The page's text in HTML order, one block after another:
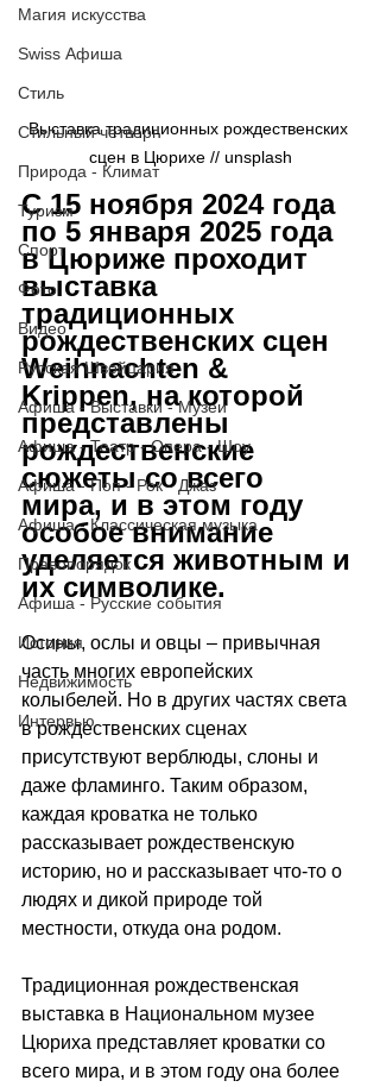
Магия искусства
Swiss Афиша
Стиль
Стильный четверг
Природа - Климат
Туризм
Спорт
Фото
Видео
Русская Швейцария
Афиша - Выставки - Музеи
Афиша - Театр - Опера - Шоу
Афиша - Поп - Рок - Джаз
Афиша - Классическая музыка
Правопорядок
Афиша - Русские события
История
Недвижимость
Интервью
Выставка традиционных рождественских
сцен в Цюрихе // unsplash
С 15 ноября 2024 года
по 5 января 2025 года
в Цюриже проходит
выставка
традиционных
рождественских сцен
Weihnachten &
Krippen, на которой
представлены
рождественские
сюжеты со всего
мира, и в этом году
особое внимание
уделяется животным и
их символике.
Осины, ослы и овцы – привычная
часть многих европейских
колыбелей. Но в других частях света
в рождественских сценах
присутствуют верблюды, слоны и
даже фламинго. Таким образом,
каждая кроватка не только
рассказывает рождественскую
историю, но и рассказывает что-то о
людях и дикой природе той
местности, откуда она родом.
Традиционная рождественская
выставка в Национальном музее
Цюриха представляет кроватки со
всего мира, и в этом году она более